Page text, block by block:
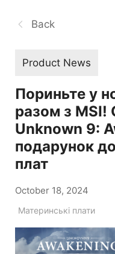
Back
Product News
Пориньте у
разом з MSI!
Unknown 9:
подарунок
плат
October 18, 2024
Материнські плати